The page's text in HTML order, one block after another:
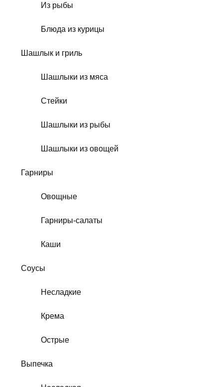
Из рыбы
Блюда из курицы
Шашлык и гриль
Шашлыки из мяса
Стейки
Шашлыки из рыбы
Шашлыки из овощей
Гарниры
Овощные
Гарниры-салаты
Каши
Соусы
Несладкие
Крема
Острые
Выпечка